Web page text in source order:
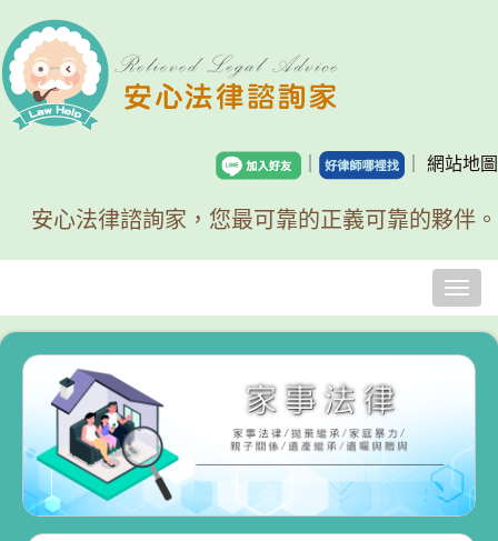
網站地圖
安心法律諮詢家，您最可靠的正義可靠的夥伴。